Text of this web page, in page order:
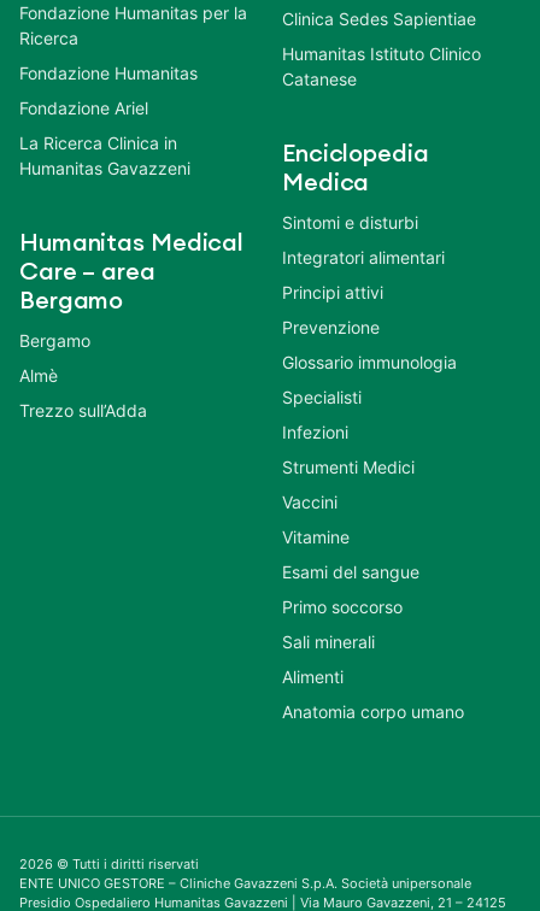
Fondazione Humanitas per la
Ricerca
Fondazione Humanitas
Fondazione Ariel
La Ricerca Clinica in
Humanitas Gavazzeni
Humanitas Medical
Care – area
Bergamo
Bergamo
Almè
Trezzo sull’Adda
Clinica Sedes Sapientiae
Humanitas Istituto Clinico
Catanese
Enciclopedia
Medica
Sintomi e disturbi
Integratori alimentari
Principi attivi
Prevenzione
Glossario immunologia
Specialisti
Infezioni
Strumenti Medici
Vaccini
Vitamine
Esami del sangue
Primo soccorso
Sali minerali
Alimenti
Anatomia corpo umano
2026 © Tutti i diritti riservati
ENTE UNICO GESTORE – Cliniche Gavazzeni S.p.A. Società unipersonale
Presidio Ospedaliero Humanitas Gavazzeni | Via Mauro Gavazzeni, 21 – 24125